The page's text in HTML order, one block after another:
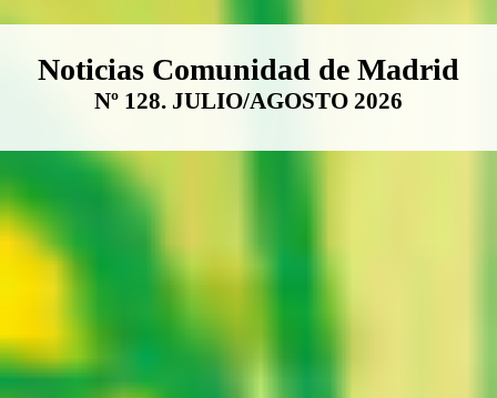
Boletín Noticias Comunidad de
Noticias Comunidad de Madrid
Nº 128. JULIO/AGOSTO 2026